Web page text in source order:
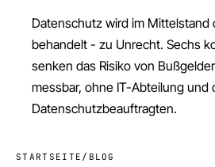
Datenschutz wird im Mittelstand
behandelt - zu Unrecht. Sechs
senken das Risiko von
messbar, ohne IT-Abteilung und
Datenschutzbeauftragten.
STARTSEITE / BLOG